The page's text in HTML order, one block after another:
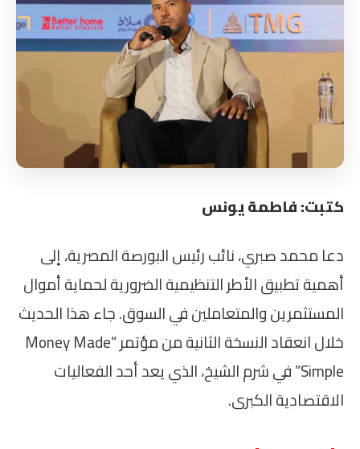
كتبت: فاطمة يونس
دعا محمد صبري، نائب رئيس البورصة المصرية، إلى
أهمية تطبيق الأطر التنظيمية الضرورية لحماية أموال
المستثمرين والمتعاملين في السوق. جاء هذا الحديث
خلال انعقاد النسخة الثانية من مؤتمر “Money Made
Simple” في شرم الشيخ، الذي يعد أحد الفعاليات
الاقتصادية الكبرى.